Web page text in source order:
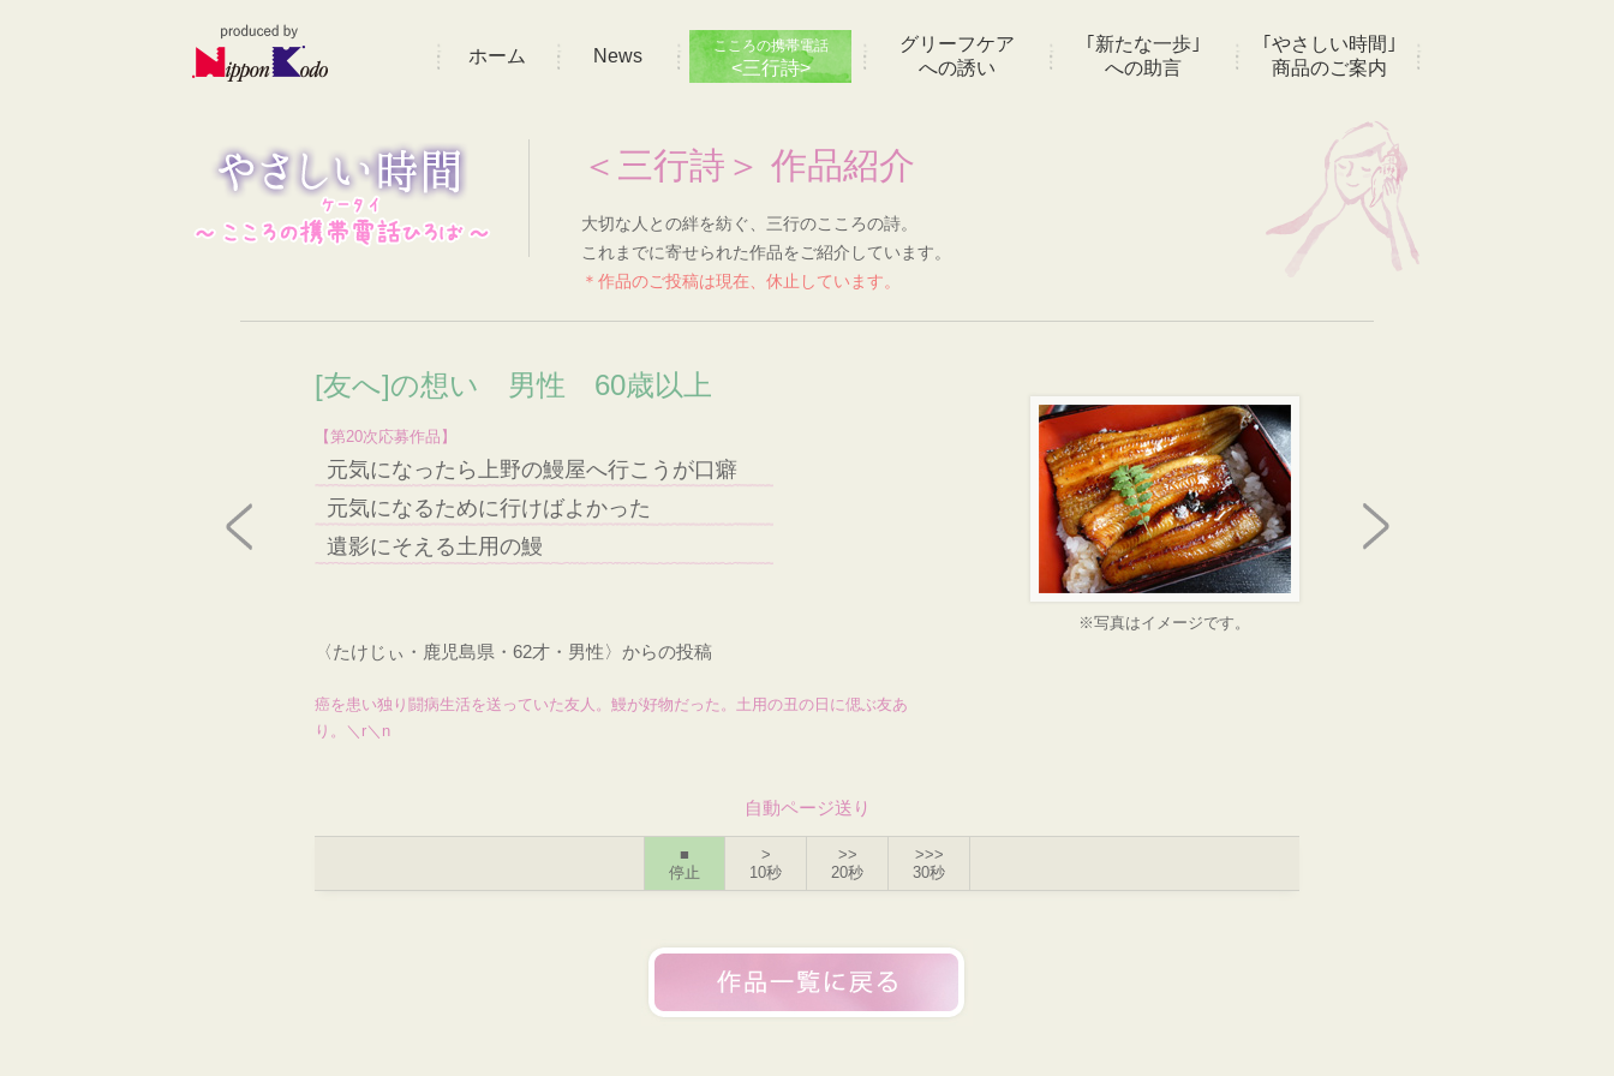
ホーム News こころの携帯電話
<三行詩>
グリーフケア
への誘い
｢新たな一歩｣
への助言
｢やさしい時間｣
商品のご案内
＜三行詩＞ 作品紹介
大切な人との絆を紡ぐ、三行のこころの詩。
これまでに寄せられた作品をご紹介しています。
＊作品のご投稿は現在、休止しています。
[友へ]の想い 男性 60歳以上
【第20次応募作品】
元気になったら上野の鰻屋へ行こうが口癖
元気になるために行けばよかった
遺影にそえる土用の鰻
※写真はイメージです。
〈たけじぃ・鹿児島県・62才・男性〉からの投稿
癌を患い独り闘病生活を送っていた友人。鰻が好物だった。土用の丑の日に偲ぶ友あ
り。＼r＼n
自動ページ送り
■
停止
>
10秒
>>
20秒
>>>
30秒